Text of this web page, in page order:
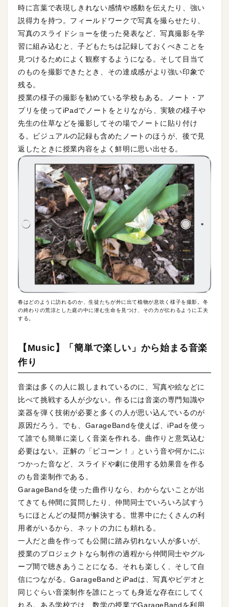
時に言葉で表現しきれない感情や感動を伝えたり、強い
説得力を持つ。フィールドワークで写真を撮らせたり、
写真のスライドショーを使った発表など、写真撮影を学
習に組み込むと、子どもたちは記録しておくべきことを
見つけるためによく観察するようになる。そして目当て
のものを撮影できたとき、その達成感がより強い印象で
残る。
授業の様子の撮影を勧めている学校もある。ノート・ア
プリを使ってiPadでノートをとりながら、実験の様子や
先生の仕草などを撮影してその場でノートに貼り付け
る。ビジュアルの記録も含めたノートのほうが、後で見
返したときに授業内容をよく鮮明に思い出せる。
春はどのように訪れるのか、生徒たちが外に出て植物が息吹く様子を撮影。冬
の終わりの荒涼とした庭の中に潜む生命を見つけ、その力が伝わるように工夫
する。
【Music】「簡単で楽しい」から始まる音楽
作り
音楽は多くの人に親しまれているのに、写真や絵などに
比べて挑戦する人が少ない。作るには音楽の専門知識や
楽器を弾く技術が必要と多くの人が思い込んでいるのが
原因だろう。でも、GarageBandを使えば、iPadを使っ
て誰でも簡単に楽しく音楽を作れる。曲作りと意気込む
必要はない。正解の「ピコーン！」という音や何かにぶ
つかった音など、スライドや劇に使用する効果音を作る
のも音楽制作である。
GarageBandを使った曲作りなら、わからないことが出
てきても仲間に質問したり、仲間同士でいろいろ試すう
ちにほとんどの疑問が解決する。世界中にたくさんの利
用者がいるから、ネットの力にも頼れる。
一人だと曲を作っても公開に踏み切れない人が多いが、
授業のプロジェクトなら制作の過程から仲間同士やグル
ープ間で聴きあうことになる。それも楽しく、そして自
信につながる。GarageBandとiPadは、写真やビデオと
同じぐらい音楽制作を誰にとっても身近な存在にしてく
れる。ある学校では、数学の授業でGarageBandを利用